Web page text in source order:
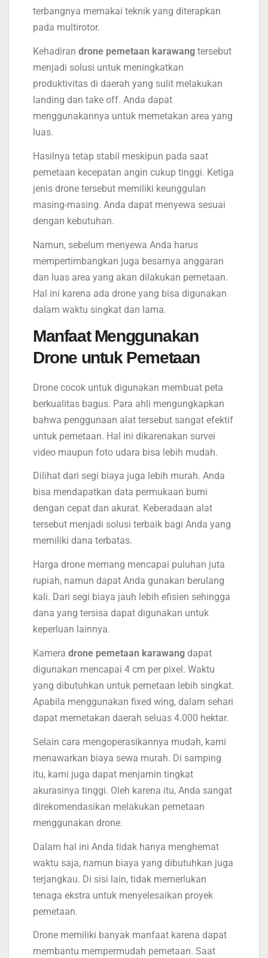
terbangnya memakai teknik yang diterapkan
pada multirotor.
Kehadiran drone pemetaan karawang tersebut
menjadi solusi untuk meningkatkan
produktivitas di daerah yang sulit melakukan
landing dan take off. Anda dapat
menggunakannya untuk memetakan area yang
luas.
Hasilnya tetap stabil meskipun pada saat
pemetaan kecepatan angin cukup tinggi. Ketiga
jenis drone tersebut memiliki keunggulan
masing-masing. Anda dapat menyewa sesuai
dengan kebutuhan.
Namun, sebelum menyewa Anda harus
mempertimbangkan juga besarnya anggaran
dan luas area yang akan dilakukan pemetaan.
Hal ini karena ada drone yang bisa digunakan
dalam waktu singkat dan lama.
Manfaat Menggunakan
Drone untuk Pemetaan
Drone cocok untuk digunakan membuat peta
berkualitas bagus. Para ahli mengungkapkan
bahwa penggunaan alat tersebut sangat efektif
untuk pemetaan. Hal ini dikarenakan survei
video maupun foto udara bisa lebih mudah.
Dilihat dari segi biaya juga lebih murah. Anda
bisa mendapatkan data permukaan bumi
dengan cepat dan akurat. Keberadaan alat
tersebut menjadi solusi terbaik bagi Anda yang
memiliki dana terbatas.
Harga drone memang mencapai puluhan juta
rupiah, namun dapat Anda gunakan berulang
kali. Dari segi biaya jauh lebih efisien sehingga
dana yang tersisa dapat digunakan untuk
keperluan lainnya.
Kamera drone pemetaan karawang dapat
digunakan mencapai 4 cm per pixel. Waktu
yang dibutuhkan untuk pemetaan lebih singkat.
Apabila menggunakan fixed wing, dalam sehari
dapat memetakan daerah seluas 4.000 hektar.
Selain cara mengoperasikannya mudah, kami
menawarkan biaya sewa murah. Di samping
itu, kami juga dapat menjamin tingkat
akurasinya tinggi. Oleh karena itu, Anda sangat
direkomendasikan melakukan pemetaan
menggunakan drone.
Dalam hal ini Anda tidak hanya menghemat
waktu saja, namun biaya yang dibutuhkan juga
terjangkau. Di sisi lain, tidak memerlukan
tenaga ekstra untuk menyelesaikan proyek
pemetaan.
Drone memiliki banyak manfaat karena dapat
membantu mempermudah pemetaan. Saat